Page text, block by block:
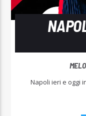
Napoli ieri e oggi